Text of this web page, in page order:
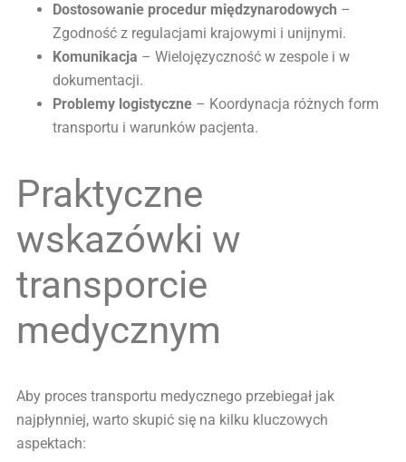
Dostosowanie procedur międzynarodowych –
Zgodność z regulacjami krajowymi i unijnymi.
Komunikacja – Wielojęzyczność w zespole i w
dokumentacji.
Problemy logistyczne – Koordynacja różnych form
transportu i warunków pacjenta.
Praktyczne
wskazówki w
transporcie
medycznym
Aby proces transportu medycznego przebiegał jak
najpłynniej, warto skupić się na kilku kluczowych
aspektach: